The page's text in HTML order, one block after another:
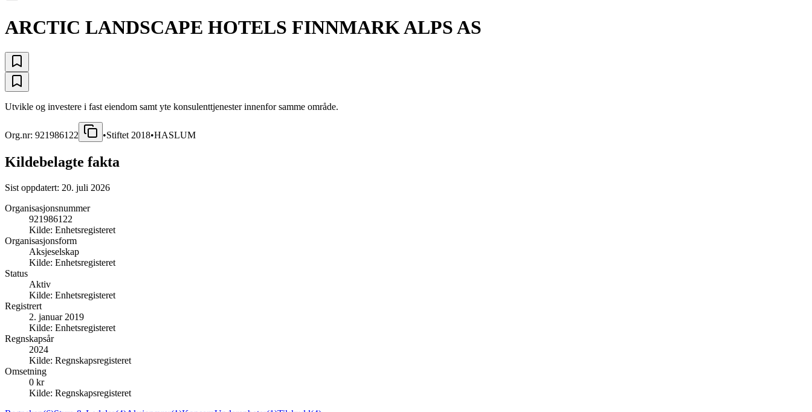
ARCTIC LANDSCAPE HOTELS FINNMARK ALPS AS
Utvikle og investere i fast eiendom samt yte konsulenttjenester innenfor samme område.
Org.nr: 921986122 •Stiftet 2018•HASLUM
Kildebelagte fakta
Sist oppdatert: 20. juli 2026
Organisasjonsnummer
921986122
Kilde: Enhetsregisteret
Organisasjonsform
Aksjeselskap
Kilde: Enhetsregisteret
Status
Aktiv
Kilde: Enhetsregisteret
Registrert
2. januar 2019
Kilde: Enhetsregisteret
Regnskapsår
2024
Kilde: Regnskapsregisteret
Omsetning
0 kr
Kilde: Regnskapsregisteret